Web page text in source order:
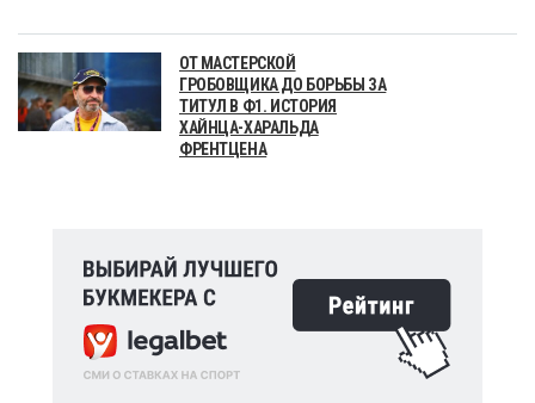
ОТ МАСТЕРСКОЙ
ГРОБОВЩИКА ДО БОРЬБЫ ЗА
ТИТУЛ В Ф1. ИСТОРИЯ
ХАЙНЦА-ХАРАЛЬДА
ФРЕНТЦЕНА